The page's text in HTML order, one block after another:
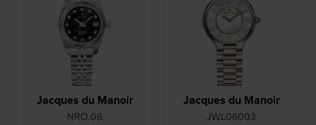
Jacques du Manoir
NRO.06
Jacques du Manoir
JWL06003